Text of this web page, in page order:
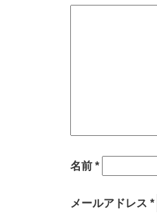
名前 *
メールアドレス *